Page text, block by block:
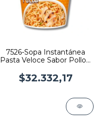
7526-Sopa Instantánea
Pasta Veloce Sabor Pollo x
$32.332,17